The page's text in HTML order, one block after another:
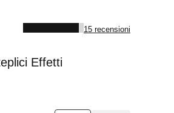
Effetti
15 recensioni